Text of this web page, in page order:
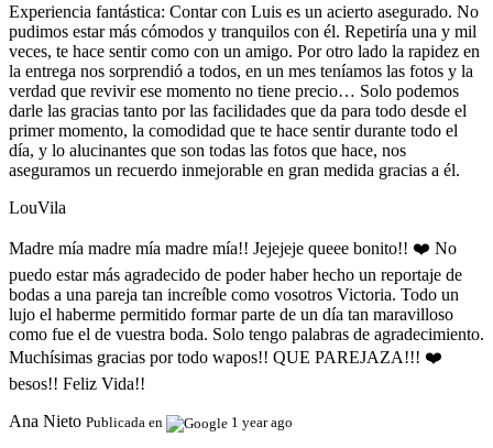
Experiencia fantástica: Contar con Luis es un acierto asegurado. No
pudimos estar más cómodos y tranquilos con él. Repetiría una y mil
veces, te hace sentir como con un amigo. Por otro lado la rapidez en
la entrega nos sorprendió a todos, en un mes teníamos las fotos y la
verdad que revivir ese momento no tiene precio… Solo podemos
darle las gracias tanto por las facilidades que da para todo desde el
primer momento, la comodidad que te hace sentir durante todo el
día, y lo alucinantes que son todas las fotos que hace, nos
aseguramos un recuerdo inmejorable en gran medida gracias a él.
LouVila
Madre mía madre mía madre mía!! Jejejeje queee bonito!! ❤️ No
puedo estar más agradecido de poder haber hecho un reportaje de
bodas a una pareja tan increíble como vosotros Victoria. Todo un
lujo el haberme permitido formar parte de un día tan maravilloso
como fue el de vuestra boda. Solo tengo palabras de agradecimiento.
Muchísimas gracias por todo wapos!! QUE PAREJAZA!!! ❤️
besos!! Feliz Vida!!
Ana Nieto Publicada en 1 year ago